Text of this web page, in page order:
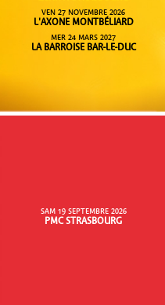
VEN 27 NOVEMBRE 2026
L'AXONE MONTBÉLIARD
MER 24 MARS 2027
LA BARROISE BAR-LE-DUC
SAM 19 SEPTEMBRE 2026
PMC STRASBOURG